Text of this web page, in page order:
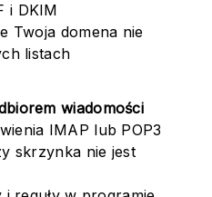
i DKIM
Twoja domena nie
listach
wiadomości
IMAP lub POP3
skrzynka nie jest